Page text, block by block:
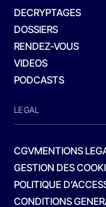
DECRYPTAGES
DOSSIERS
RENDEZ-VOUS
VIDEOS
PODCASTS
LEGAL
CGVMENTIONS
GESTION DES
POLITIQUE
CONDITIONS